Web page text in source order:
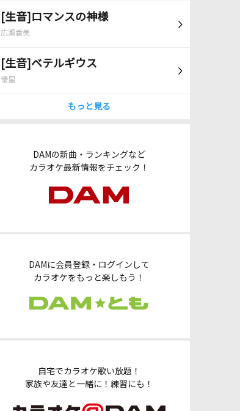
[生音]ロマンスの神様
広瀬香美
[生音]ベテルギウス
優里
もっと見る
DAMの新曲・ランキングなど
カラオケ最新情報をチェック！
DAMに会員登録・ログインして
カラオケをもっと楽しもう！
自宅でカラオケ歌い放題！
家族や友達と一緒に！練習にも！